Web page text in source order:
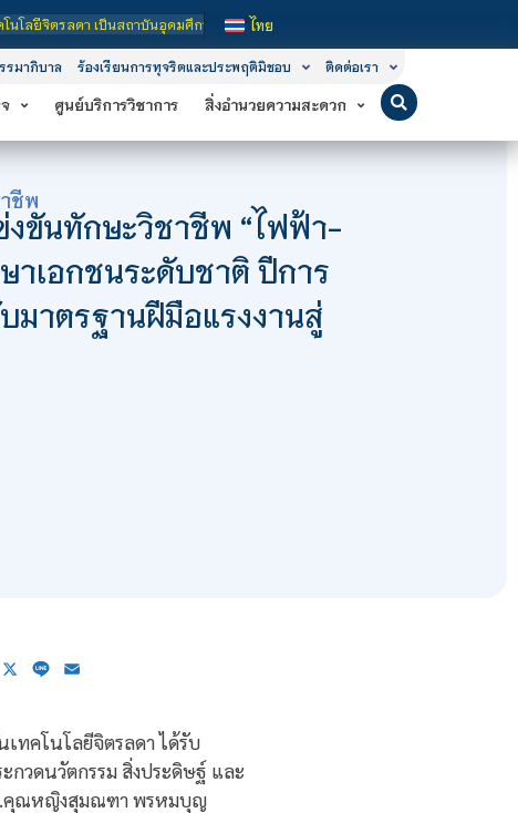
มศึกษาในกำกับของรัฐ เปิดหลักสูตรการเรียนการสอน 3 ระดับ คือ ระดับประกาศนียบั
ไทย
รมาภิบาล ร้องเรียนการทุจริตและประพฤติมิชอบ ติดต่อเรา
ศูนย์บริการวิชาการ สิ่งอำนวยความสะดวก
ชีพ
งขันทักษะวิชาชีพ “ไฟฟ้า-
าเอกชนระดับชาติ ปีการ
มาตรฐานฝีมือแรงงานสู่
Facebook
X Line
ทคโนโลยีจิตรลดา ได้รับ
กวดนวัตกรรม สิ่งประดิษฐ์ และ
ร.คุณหญิงสุมณฑา พรหมบุญ